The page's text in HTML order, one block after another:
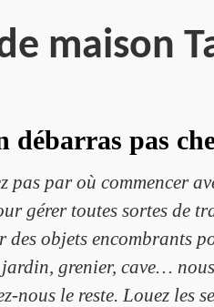
maison
pas
par où commencer
gérer toutes sortes de
des objets encombrants
grenier, cave…
nous le reste. Louez les